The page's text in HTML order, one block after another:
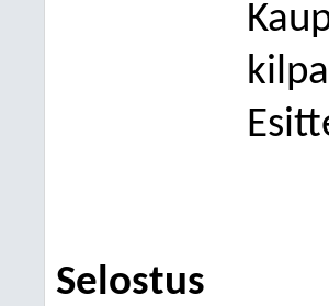
Selostus